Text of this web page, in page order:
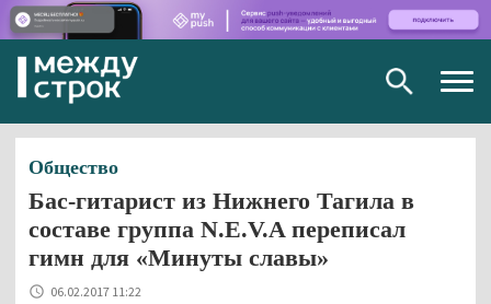
Общество
Бас-гитарист из Нижнего Тагила в
составе группа N.E.V.A переписал
гимн для «Минуты славы»
06.02.2017 11:22